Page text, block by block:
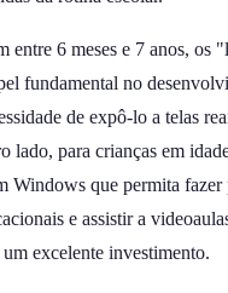
entre 6 meses e 7 anos, os
fundamental no
de expô-lo a telas
lado, para crianças em
Windows que permita fazer
e assistir a
excelente investimento.